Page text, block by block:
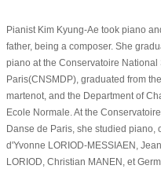
Pianist Kim Kyung-Ae took piano
father, being a composer. She
piano at the Conservatoire
Paris(CNSMDP), graduated from
martenot, and the Department of
Ecole Normale. At the
Danse de Paris, she studied piano,
d'Yvonne LORIOD-MESSIAEN,
LORIOD, Christian MANEN, et